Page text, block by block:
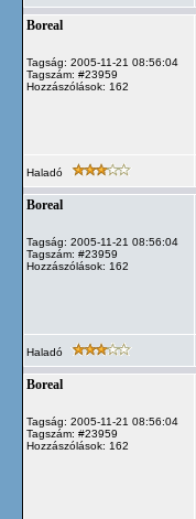
Boreal
Tagság: 2005-11-21 08:56:04
Tagszám: #23959
Hozzászólások: 162
Haladó
Boreal
Tagság: 2005-11-21 08:56:04
Tagszám: #23959
Hozzászólások: 162
Haladó
Boreal
Tagság: 2005-11-21 08:56:04
Tagszám: #23959
Hozzászólások: 162